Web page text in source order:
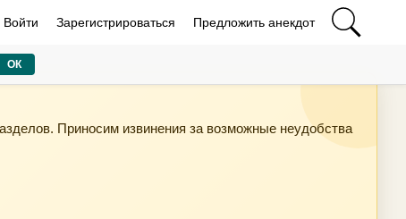
Войти Зарегистрироваться Предложить анекдот
Приносим извинения за возможные неудобства
ОК